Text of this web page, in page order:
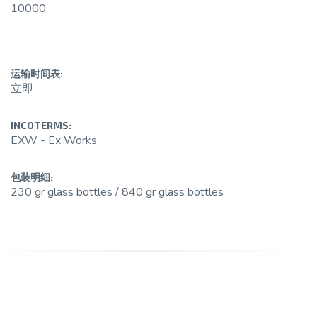
10000
运输时间表:
立即
INCOTERMS:
EXW - Ex Works
包装明细:
230 gr glass bottles / 840 gr glass bottles